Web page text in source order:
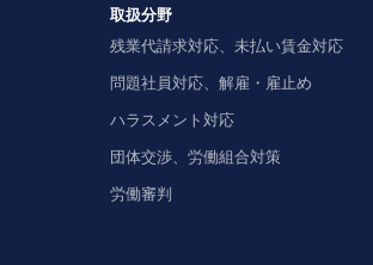
取扱分野
残業代請求対応、未払い賃金対応
問題社員対応、解雇・雇止め
ハラスメント対応
団体交渉、労働組合対策
労働審判